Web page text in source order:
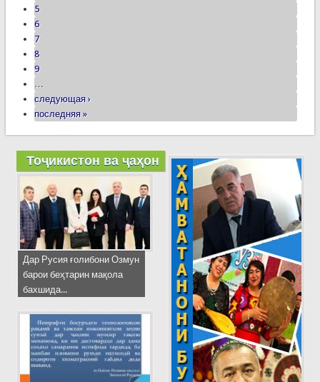
5
6
7
8
9
…
следующая ›
последняя »
Тоҷикистон ва ҷаҳон
Дар Русия ғолибони Озмун
барои беҳтарин мақола
бахшида...